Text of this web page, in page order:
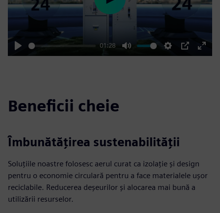
Play
01:28
Mute Settings
PIP
Enter
Play
Beneficii cheie
Îmbunătățirea sustenabilității
Soluțiile noastre folosesc aerul curat ca izolație și design
pentru o economie circulară pentru a face materialele ușor
reciclabile. Reducerea deșeurilor și alocarea mai bună a
utilizării resurselor.